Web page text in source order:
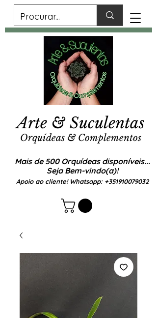
Mais de 500 Orquídeas disponíveis...
Seja Bem-vindo(a)!
Apoio ao cliente! Whatsapp: +351910079032
Arte & Suculentas
Orquídeas & Complementos